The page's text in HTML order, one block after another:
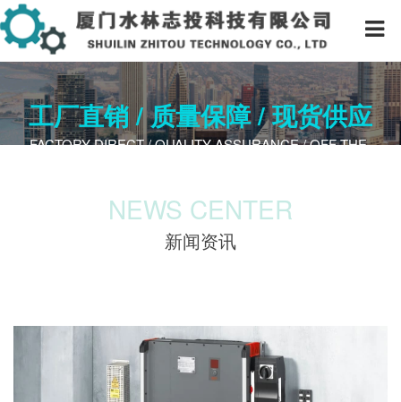
工厂直销 / 质量保障 / 现货供应
FACTORY DIRECT / QUALITY A​SSURANCE / OFF-THE-
NEWS CENTER
新闻资讯